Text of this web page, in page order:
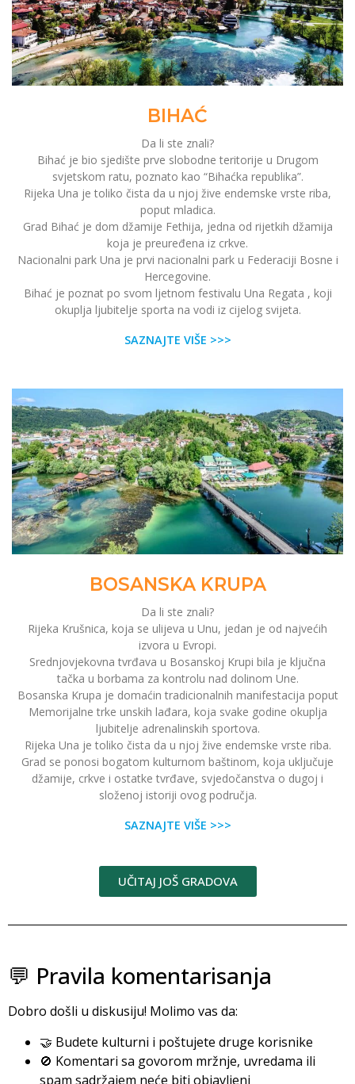
BIHAĆ
Da li ste znali?
Bihać je bio sjedište prve slobodne teritorije u Drugom
svjetskom ratu, poznato kao “Bihaćka republika”.
Rijeka Una je toliko čista da u njoj žive endemske vrste riba,
poput mladica.
Grad Bihać je dom džamije Fethija, jedna od rijetkih džamija
koja je preuređena iz crkve.
Nacionalni park Una je prvi nacionalni park u Federaciji Bosne i
Hercegovine.
Bihać je poznat po svom ljetnom festivalu Una Regata , koji
okuplja ljubitelje sporta na vodi iz cijelog svijeta.
SAZNAJTE VIŠE >>>
BOSANSKA KRUPA
Da li ste znali?
Rijeka Krušnica, koja se ulijeva u Unu, jedan je od najvećih
izvora u Evropi.
Srednjovjekovna tvrđava u Bosanskoj Krupi bila je ključna
tačka u borbama za kontrolu nad dolinom Une.
Bosanska Krupa je domaćin tradicionalnih manifestacija poput
Memorijalne trke unskih lađara, koja svake godine okuplja
ljubitelje adrenalinskih sportova.
Rijeka Una je toliko čista da u njoj žive endemske vrste riba.
Grad se ponosi bogatom kulturnom baštinom, koja uključuje
džamije, crkve i ostatke tvrđave, svjedočanstva o dugoj i
složenoj istoriji ovog područja.
SAZNAJTE VIŠE >>>
UČITAJ JOŠ GRADOVA
💬 Pravila komentarisanja
Dobro došli u diskusiju! Molimo vas da:
🤝 Budete kulturni i poštujete druge korisnike
🚫 Komentari sa govorom mržnje, uvredama ili
spam sadržajem neće biti objavljeni